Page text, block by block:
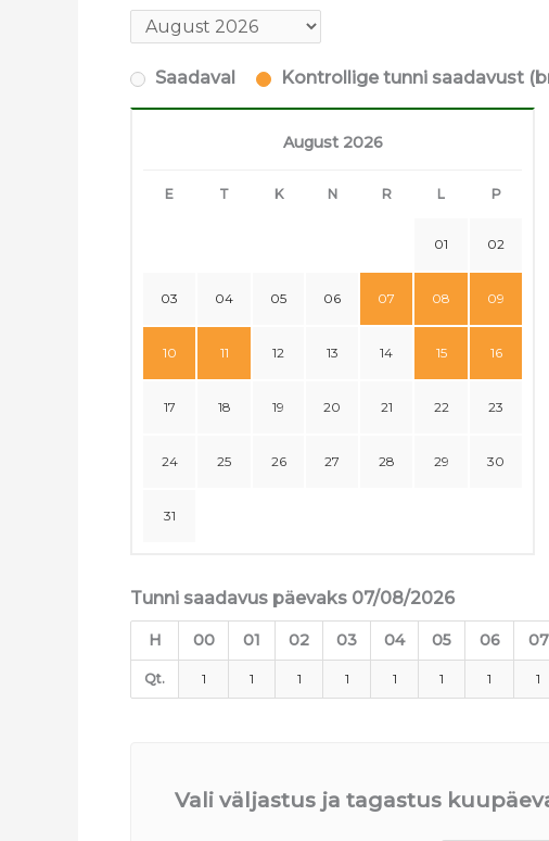
Saadaval Kontrollige tunni saadavust
August 2026
E T K N R L P
01 02
03 04 05 06 07 08 09
10 11 12 13 14 15 16
17 18 19 20 21 22 23
24 25 26 27 28 29 30
31
Tunni saadavus päevaks 07/08/2026
H 00 01 02 03 04 05 06 07
Qt. 1 1 1 1 1 1 1 1
Vali väljastus ja tagastus